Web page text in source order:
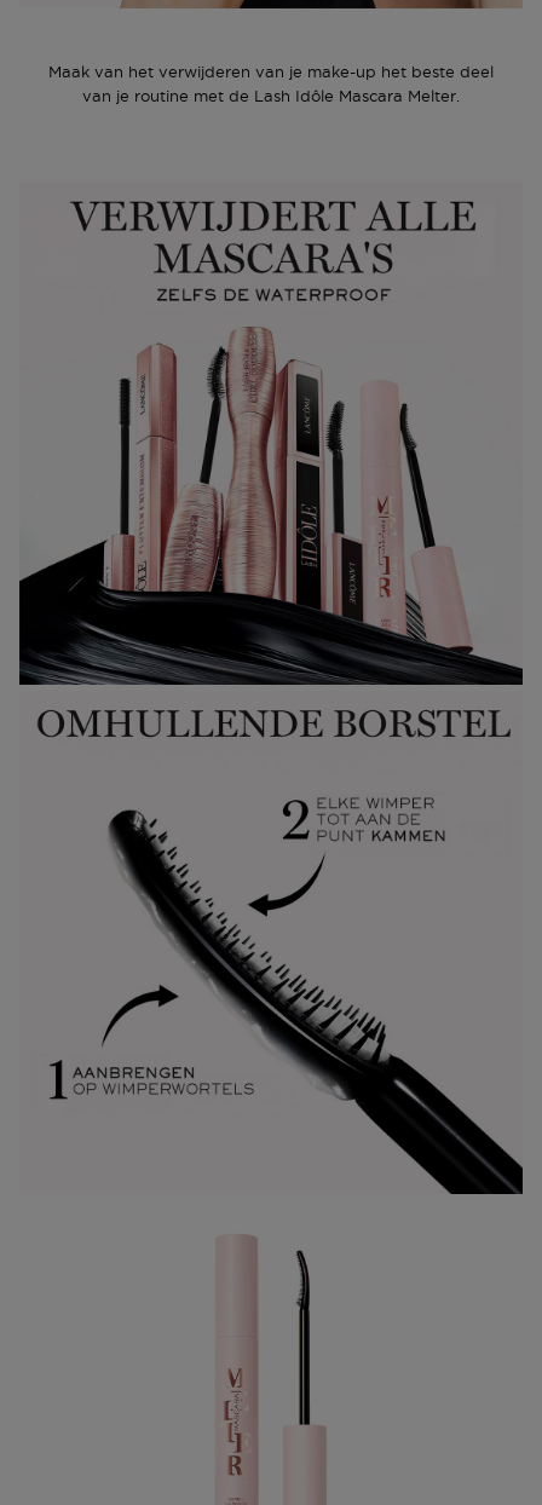
Maak van het verwijderen van je make-up het beste deel
van je routine met de Lash Idôle Mascara Melter.